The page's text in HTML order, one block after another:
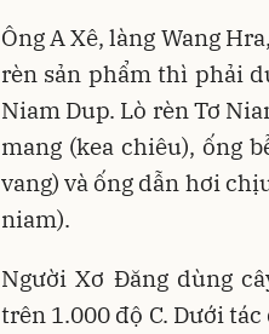
Ông A Xê, làng Wang
rèn sản phẩm thì phải
Niam Dup. Lò rèn Tơ
mang (kea chiêu), ống
vang) và ống dẫn hơi
niam).
Người Xơ Đăng dùng
trên 1.000 độ C. Dưới